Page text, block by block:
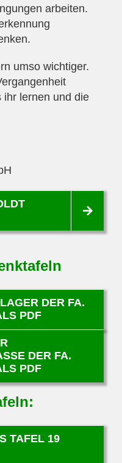
arbeiten.
umso wichtiger.
ihr lernen und die
DER FA.
PDF
DER FA. H
PDF
TAFEL 19